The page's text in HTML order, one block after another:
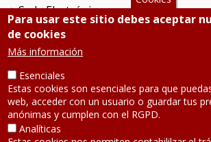
Sede Electrónica
Tramitador unileon
Perfil del Contratante
Portal del Empleado
Servicio de Informática y
SÍGUENOS
Para usar este sitio debes aceptar
de cookies
Más información
Esenciales
Estas cookies son esenciales para que
web, acceder con un usuario o guardar tus
anónimas y cumplen con el RGPD.
Analíticas